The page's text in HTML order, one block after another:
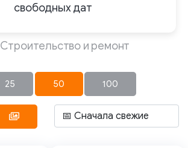
свободных дат
Строительство и ремонт
25 50 100